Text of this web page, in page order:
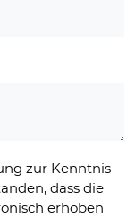
zur Kenntnis
dass die
erhoben